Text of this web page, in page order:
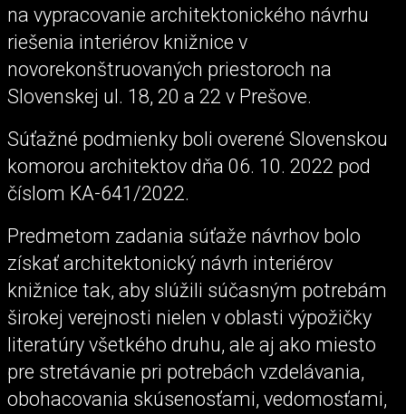
na vypracovanie architektonického návrhu
riešenia interiérov knižnice v
novorekonštruovaných priestoroch na
Slovenskej ul. 18, 20 a 22 v Prešove.
Súťažné podmienky boli overené Slovenskou
komorou architektov dňa 06. 10. 2022 pod
číslom KA-641/2022.
Predmetom zadania súťaže návrhov bolo
získať architektonický návrh interiérov
knižnice tak, aby slúžili súčasným potrebám
širokej verejnosti nielen v oblasti výpožičky
literatúry všetkého druhu, ale aj ako miesto
pre stretávanie pri potrebách vzdelávania,
obohacovania skúsenosťami, vedomosťami,